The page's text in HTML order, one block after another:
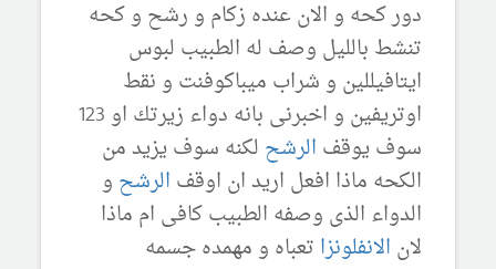
دور كحه و الان عنده زكام و رشح و كحه
تنشط بالليل وصف له الطبيب لبوس
ايتافيللين و شراب ميباكوفنت و نقط
اوتريفين و اخبرنى بانه دواء زيرتك او 123
سوف يوقف الرشح لكنه سوف يزيد من
الكحه ماذا افعل اريد ان اوقف الرشح و
الدواء الذى وصفه الطبيب كافى ام ماذا
لان الانفلونزا تعباه و مهمده جسمه